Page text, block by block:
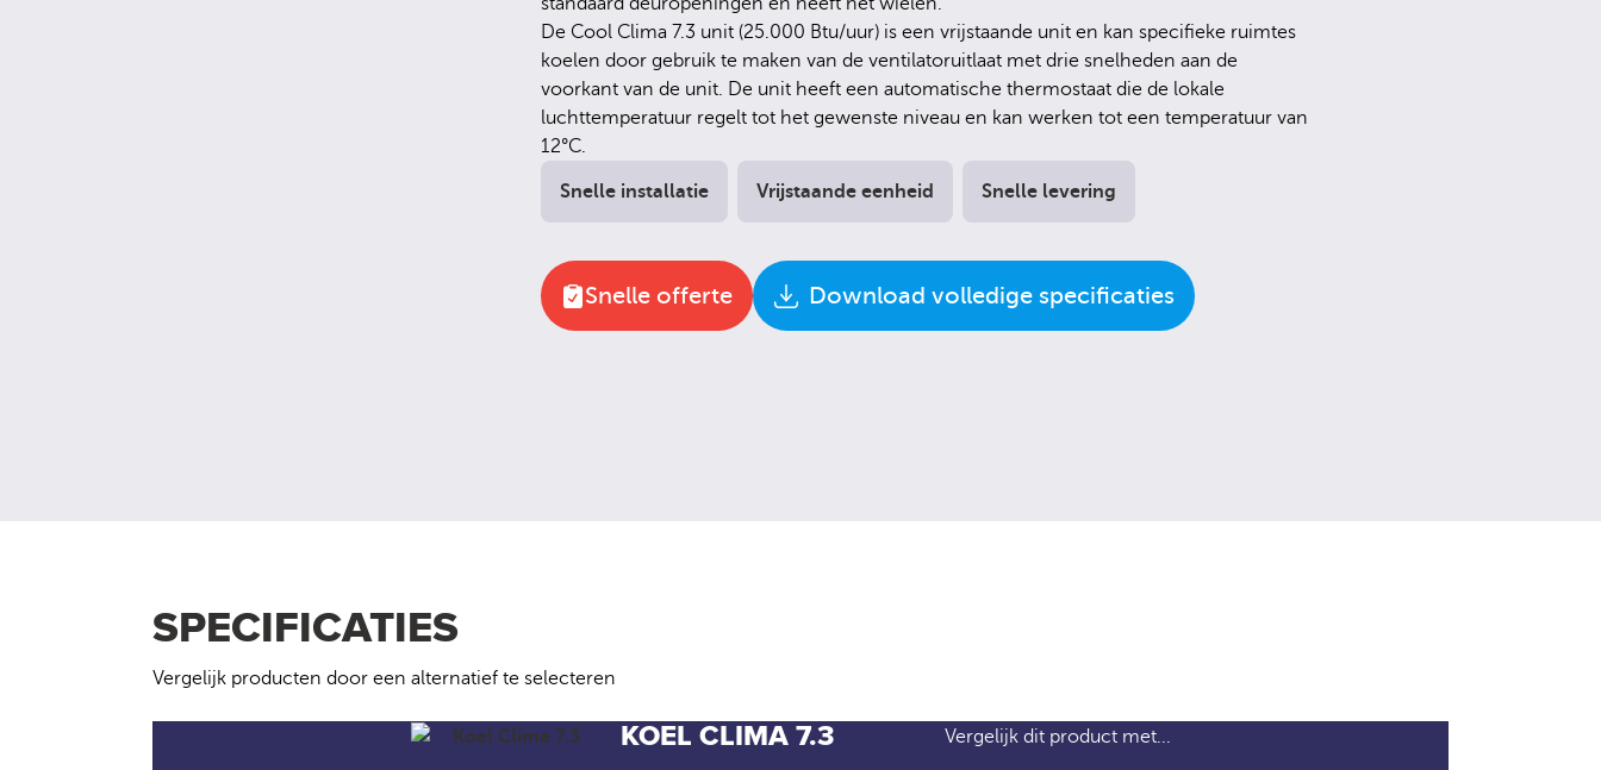
De Cool Clima 7.3 unit (25.000 Btu/uur) is een vrijstaande unit en kan specifieke ruimtes
koelen door gebruik te maken van de ventilatoruitlaat met drie snelheden aan de
voorkant van de unit. De unit heeft een automatische thermostaat die de lokale
luchttemperatuur regelt tot het gewenste niveau en kan werken tot een temperatuur van
12°C.
Snelle installatie Vrijstaande eenheid Snelle levering
Snelle offerte Download volledige specificaties
SPECIFICATIES
Vergelijk producten door een alternatief te selecteren
KOEL CLIMA 7.3 Vergelijk dit product met...